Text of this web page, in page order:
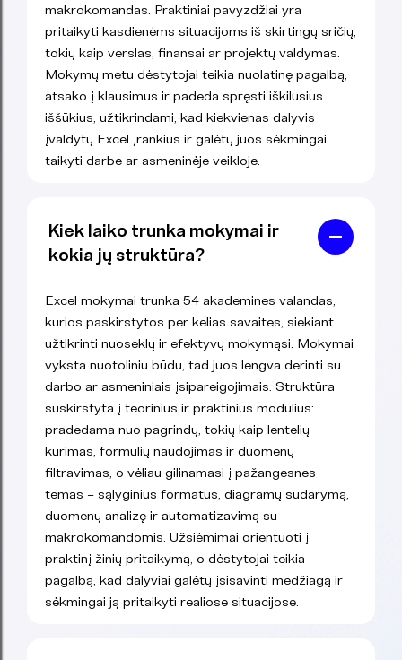
makrokomandas. Praktiniai pavyzdžiai yra
pritaikyti kasdienėms situacijoms iš skirtingų sričių,
tokių kaip verslas, finansai ar projektų valdymas.
Mokymų metu dėstytojai teikia nuolatinę pagalbą,
atsako į klausimus ir padeda spręsti iškilusius
iššūkius, užtikrindami, kad kiekvienas dalyvis
įvaldytų Excel įrankius ir galėtų juos sėkmingai
taikyti darbe ar asmeninėje veikloje.
Kiek laiko trunka mokymai ir
kokia jų struktūra?
Excel mokymai trunka 54 akademines valandas,
kurios paskirstytos per kelias savaites, siekiant
užtikrinti nuoseklų ir efektyvų mokymąsi. Mokymai
vyksta nuotoliniu būdu, tad juos lengva derinti su
darbo ar asmeniniais įsipareigojimais. Struktūra
suskirstyta į teorinius ir praktinius modulius:
pradedama nuo pagrindų, tokių kaip lentelių
kūrimas, formulių naudojimas ir duomenų
filtravimas, o vėliau gilinamasi į pažangesnes
temas – sąlyginius formatus, diagramų sudarymą,
duomenų analizę ir automatizavimą su
makrokomandomis. Užsiėmimai orientuoti į
praktinį žinių pritaikymą, o dėstytojai teikia
pagalbą, kad dalyviai galėtų įsisavinti medžiagą ir
sėkmingai ją pritaikyti realiose situacijose.